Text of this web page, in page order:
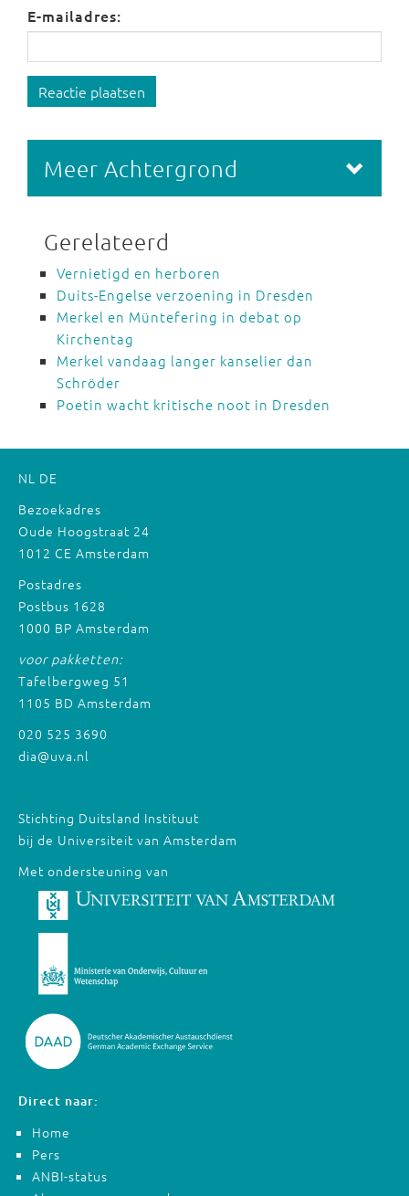
E-mailadres:
Reactie plaatsen
Meer Achtergrond
Gerelateerd
Vernietigd en herboren
Duits-Engelse verzoening in Dresden
Merkel en Müntefering in debat op
Kirchentag
Merkel vandaag langer kanselier dan
Schröder
Poetin wacht kritische noot in Dresden
NL DE
Bezoekadres
Oude Hoogstraat 24
1012 CE Amsterdam
Postadres
Postbus 1628
1000 BP Amsterdam
voor pakketten:
Tafelbergweg 51
1105 BD Amsterdam
020 525 3690
dia@uva.nl
Stichting Duitsland Instituut
bij de Universiteit van Amsterdam
Met ondersteuning van
Direct naar:
Home
Pers
ANBI-status